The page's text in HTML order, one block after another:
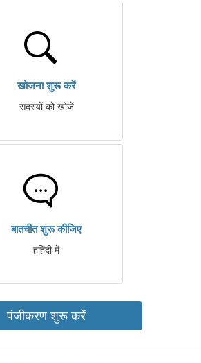
खोजना शुरू करें
सदस्यों को खोजें
बातचीत शुरू कीजिए
हहिंदी में
पंजीकरण शुरू करें